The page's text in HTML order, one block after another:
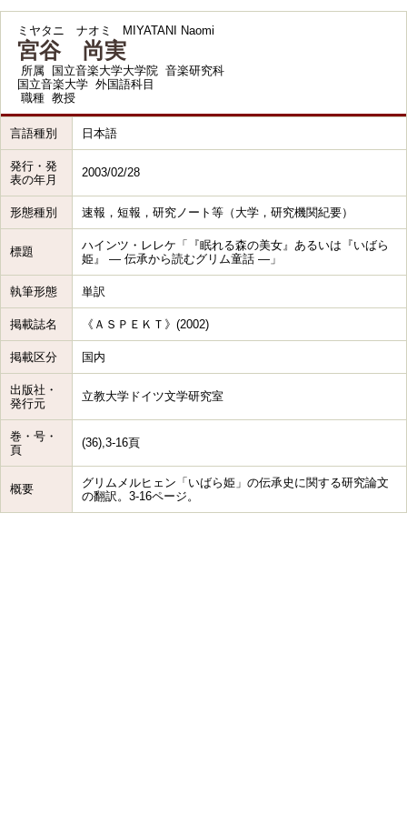
ミヤタニ ナオミ MIYATANI Naomi
宮谷 尚実
所属
国立音楽大学大学院 音楽研究科
国立音楽大学 外国語科目
職種 教授
言語種別 日本語
発行・発
表の年月
2003/02/28
形態種別 速報，短報，研究ノート等（大学，研究機関紀要）
標題
ハインツ・レレケ「『眠れる森の美女』あるいは『いばら
姫』 ― 伝承から読むグリム童話 ―」
執筆形態 単訳
掲載誌名 《ＡＳＰＥＫＴ》(2002)
掲載区分 国内
出版社・
発行元
立教大学ドイツ文学研究室
巻・号・
頁
(36),3-16頁
概要
グリムメルヒェン「いばら姫」の伝承史に関する研究論文
の翻訳。3-16ページ。